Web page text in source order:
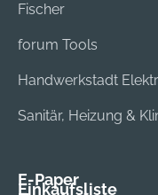
Fischer
forum Tools
Handwerkstadt
Sanitär, Heizung &
E-Paper
Einkaufsliste